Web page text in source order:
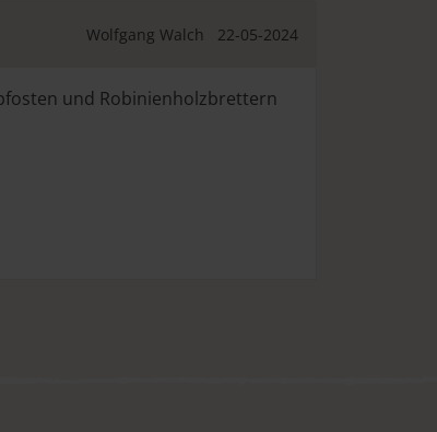
Wolfgang Walch 22-05-2024
und Robinienholzbrettern